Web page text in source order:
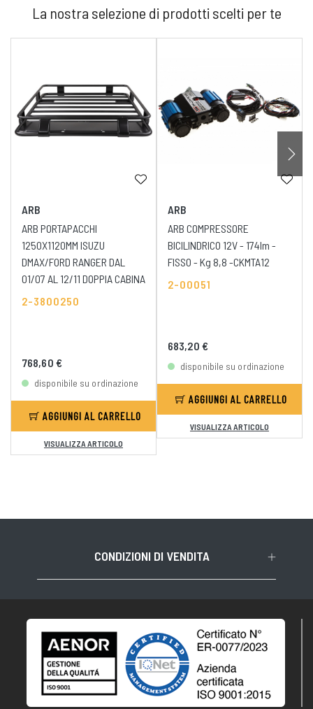
La nostra selezione di prodotti scelti per te
ARB
ARB PORTAPACCHI
1250X1120MM ISUZU
DMAX/FORD RANGER DAL
01/07 AL 12/11 DOPPIA CABINA
2-3800250
768,60 €
disponibile su ordinazione
AGGIUNGI AL CARRELLO
VISUALIZZA ARTICOLO
ARB
ARB COMPRESSORE
BICILINDRICO 12V - 174lm -
FISSO - Kg 8,8 -CKMTA12
2-00051
683,20 €
disponibile su ordinazione
AGGIUNGI AL CARRELLO
VISUALIZZA ARTICOLO
CONDIZIONI DI VENDITA